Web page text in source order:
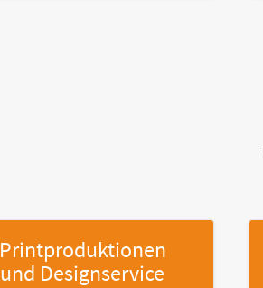
Printproduktionen
und Designservice